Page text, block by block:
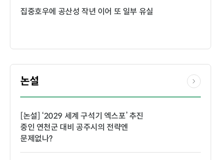
집중호우에 공산성 작년 이어 또 일부 유실
논설
[논설] ‘2029 세계 구석기 엑스포’ 추진
중인 연천군 대비 공주시의 전략엔
문제없나?